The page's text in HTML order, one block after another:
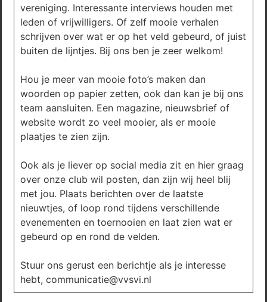
vereniging. Interessante interviews houden met
leden of vrijwilligers. Of zelf mooie verhalen
schrijven over wat er op het veld gebeurd, of juist
buiten de lijntjes. Bij ons ben je zeer welkom!
Hou je meer van mooie foto’s maken dan
woorden op papier zetten, ook dan kan je bij ons
team aansluiten. Een magazine, nieuwsbrief of
website wordt zo veel mooier, als er mooie
plaatjes te zien zijn.
Ook als je liever op social media zit en hier graag
over onze club wil posten, dan zijn wij heel blij
met jou. Plaats berichten over de laatste
nieuwtjes, of loop rond tijdens verschillende
evenementen en toernooien en laat zien wat er
gebeurd op en rond de velden.
Stuur ons gerust een berichtje als je interesse
hebt, communicatie@vvsvi.nl